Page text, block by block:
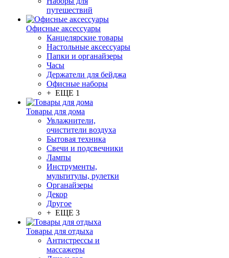
путешествий
Офисные аксессуары
Канцелярские товары
Настольные аксессуары
Папки и органайзеры
Часы
Держатели для бейджа
Офисные наборы
+ ЕЩЕ 1
Товары для дома
Увлажнители,
очистители воздуха
Бытовая техника
Свечи и подсвечники
Лампы
Инструменты,
мультитулы, рулетки
Органайзеры
Декор
Другое
+ ЕЩЕ 3
Товары для отдыха
Антистрессы и
массажеры